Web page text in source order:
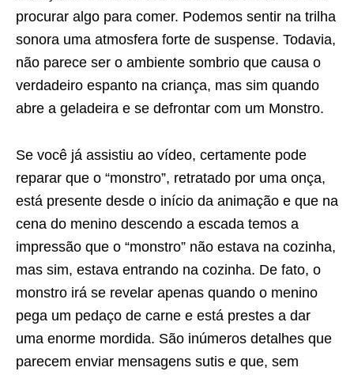
procurar algo para comer. Podemos sentir na trilha
sonora uma atmosfera forte de suspense. Todavia,
não parece ser o ambiente sombrio que causa o
verdadeiro espanto na criança, mas sim quando
abre a geladeira e se defrontar com um Monstro.
Se você já assistiu ao vídeo, certamente pode
reparar que o “monstro”, retratado por uma onça,
está presente desde o início da animação e que na
cena do menino descendo a escada temos a
impressão que o “monstro” não estava na cozinha,
mas sim, estava entrando na cozinha. De fato, o
monstro irá se revelar apenas quando o menino
pega um pedaço de carne e está prestes a dar
uma enorme mordida. São inúmeros detalhes que
parecem enviar mensagens sutis e que, sem